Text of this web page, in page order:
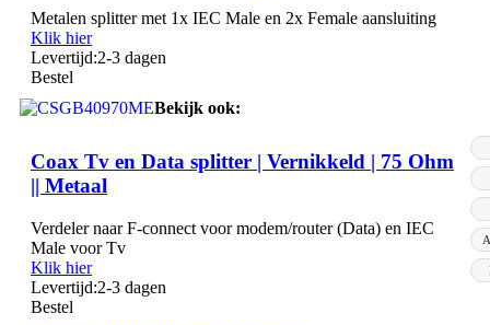
Metalen splitter met 1x IEC Male en 2x Female aansluiting
Klik hier
Levertijd:2-3 dagen
Bestel
Coax Tv en Data splitter | Vernikkeld | 75 Ohm
|| Metaal
Verdeler naar F-connect voor modem/router (Data) en IEC
Male voor Tv
Klik hier
Levertijd:2-3 dagen
Bestel
Bekijk ook: